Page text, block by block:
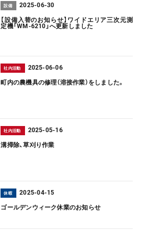
設備 2025-06-30
【設備入替のお知らせ】ワイドエリア三次元測
定機「WM-6210」へ更新しました
社内活動 2025-06-06
町内の農機具の修理（溶接作業）をしました。
社内活動 2025-05-16
溝掃除、草刈り作業
休暇 2025-04-15
ゴールデンウィーク休業のお知らせ